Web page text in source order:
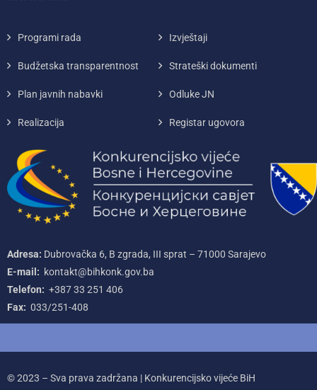
Programi rada Izvještaji
Budžetska transparentnost Strateški dokumenti
Plan javnih nabavki Odluke JN
Realizacija Registar ugovora
Adresa: Dubrovačka 6, B zgrada, III sprat – 71000‌ Sarajevo
E-mail: kontakt@bihkonk.gov.ba
Telefon: +387‌ 33‌ 251‌ 406
Fax: 033/251-408
© 2023 – Sva prava zadržana | Konkurencijsko vijeće BiH